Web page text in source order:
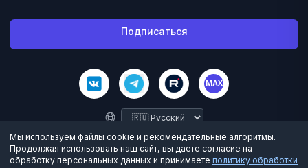
Подписаться
MAX
©2026Велес Вояж. Все права защищены.
Мы используем файлы cookie и рекомендательные алгоритмы.
Продолжая использовать наш сайт, вы даете согласие на
обработку персональных данных и принимаете политику обработки